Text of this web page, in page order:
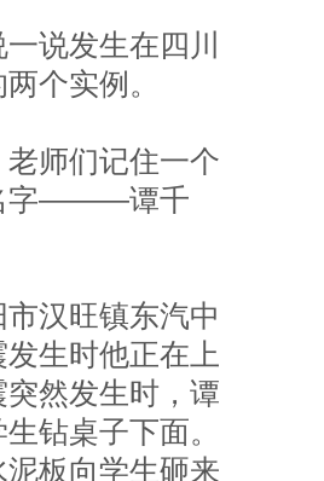
说发生在四川
个实例。
师们记住一个
字―――谭千
汉旺镇东汽中
生时他正在上
然发生时，谭
钻桌子下面。
板向学生砸来